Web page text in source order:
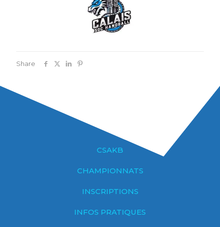
Share
CSAKB
CHAMPIONNATS
INSCRIPTIONS
INFOS PRATIQUES